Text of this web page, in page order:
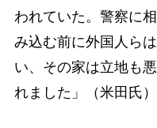
われていた。警察に
み込む前に外国人ら
い、その家は立地も
れました」（米田氏）